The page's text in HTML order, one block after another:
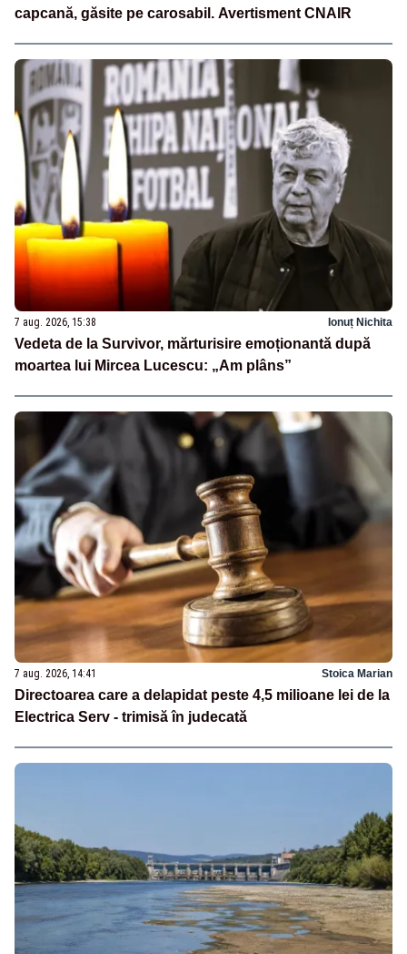
capcană, găsite pe carosabil. Avertisment CNAIR
7 aug. 2026, 15:38 Ionuț Nichita
Vedeta de la Survivor, mărturisire emoționantă după
moartea lui Mircea Lucescu: „Am plâns”
7 aug. 2026, 14:41 Stoica Marian
Directoarea care a delapidat peste 4,5 milioane lei de la
Electrica Serv - trimisă în judecată